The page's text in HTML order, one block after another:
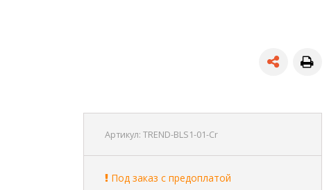
Артикул: TREND-BLS1-01-Cr
Под заказ с предоплатой